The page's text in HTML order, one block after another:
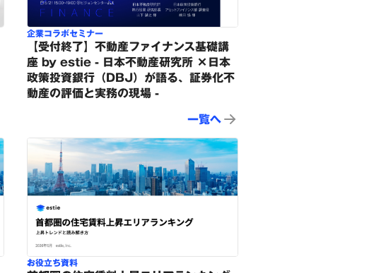
企業コラボセミナー
【受付終了】不動産ファイナンス基礎講
座 by estie - 日本不動産研究所 ×日本
政策投資銀行（DBJ）が語る、証券化不
動産の評価と実務の現場 -
一覧へ
お役立ち資料